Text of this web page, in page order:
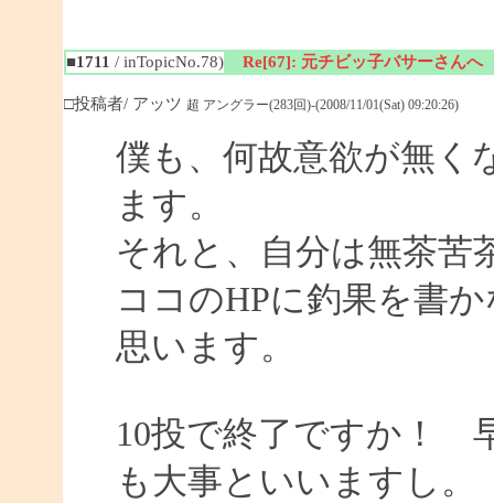
■1711 / inTopicNo.78) Re[67]: 元チビッ子バサーさんへ
□投稿者/ アッツ 超 アングラー(283回)-(2008/11/01(Sat) 09:20:26)
僕も、何故意欲が無く
ます。
それと、自分は無茶苦
ココのHPに釣果を書
思います。
10投で終了ですか！
も大事といいますし